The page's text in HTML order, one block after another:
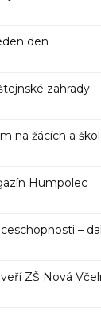
den
zahrady
na žácích a
Humpolec
–
ZŠ Nová